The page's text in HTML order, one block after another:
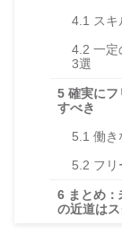
4.1 ス
4.2 一定
3選
5 確実にフ
すべき
5.1 働き
5.2 フリ
6 まとめ
の近道は